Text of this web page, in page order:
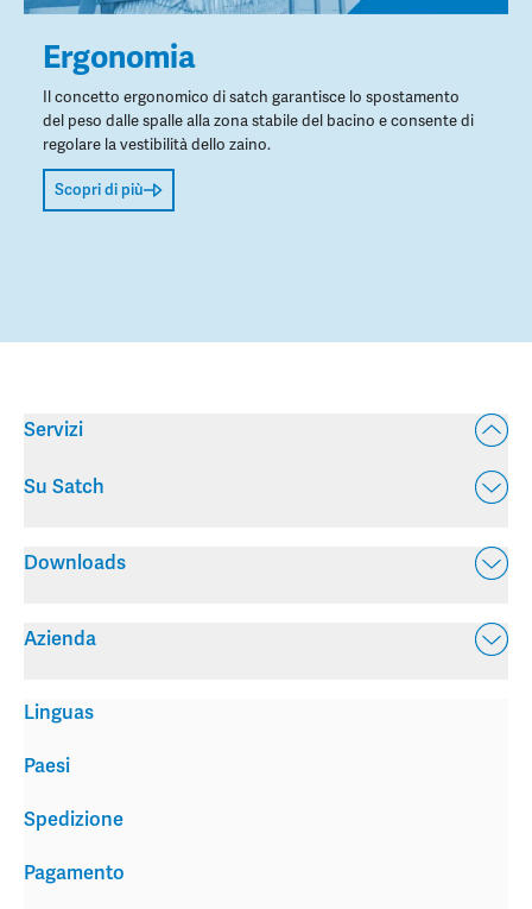
Ergonomia
Il concetto ergonomico di satch garantisce lo spostamento
del peso dalle spalle alla zona stabile del bacino e consente di
regolare la vestibilità dello zaino.
Scopri di più
Servizi
Su Satch
Downloads
Azienda
Spedizione
Pagamento
Linguas
Paesi